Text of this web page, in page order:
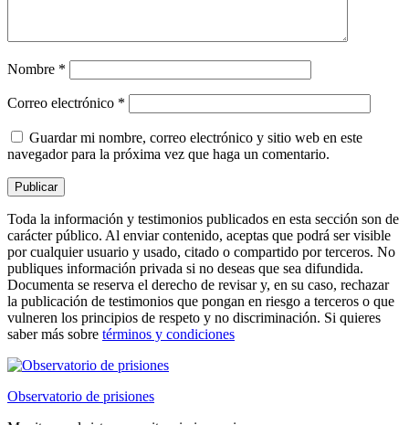
Nombre *
Correo electrónico *
Guardar mi nombre, correo electrónico y sitio web en este
navegador para la próxima vez que haga un comentario.
Toda la información y testimonios publicados en esta sección son de
carácter público. Al enviar contenido, aceptas que podrá ser visible
por cualquier usuario y usado, citado o compartido por terceros. No
publiques información privada si no deseas que sea difundida.
Documenta se reserva el derecho de revisar y, en su caso, rechazar
la publicación de testimonios que pongan en riesgo a terceros o que
vulneren los principios de respeto y no discriminación. Si quieres
saber más sobre términos y condiciones
Observatorio de prisiones